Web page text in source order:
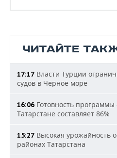
ЧИТАЙТЕ
17:17 Власти Турции
судов в Черное море
16:06 Готовность
Татарстане составляет 86%
15:27 Высокая урожайность
районах Татарстана